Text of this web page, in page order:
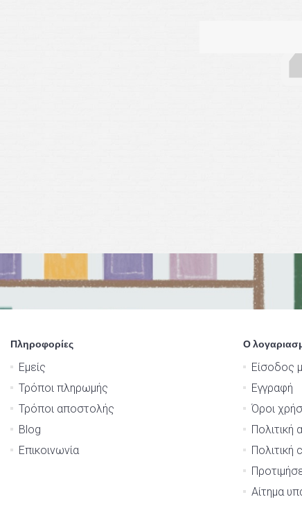
Πληροφορίες
Εμείς
Τρόποι πληρωμής
Τρόποι αποστολής
Blog
Επικοινωνία
Ο
Είσοδος
Εγγραφή
Όροι
Πολιτική
Πολιτική
Αίτημα